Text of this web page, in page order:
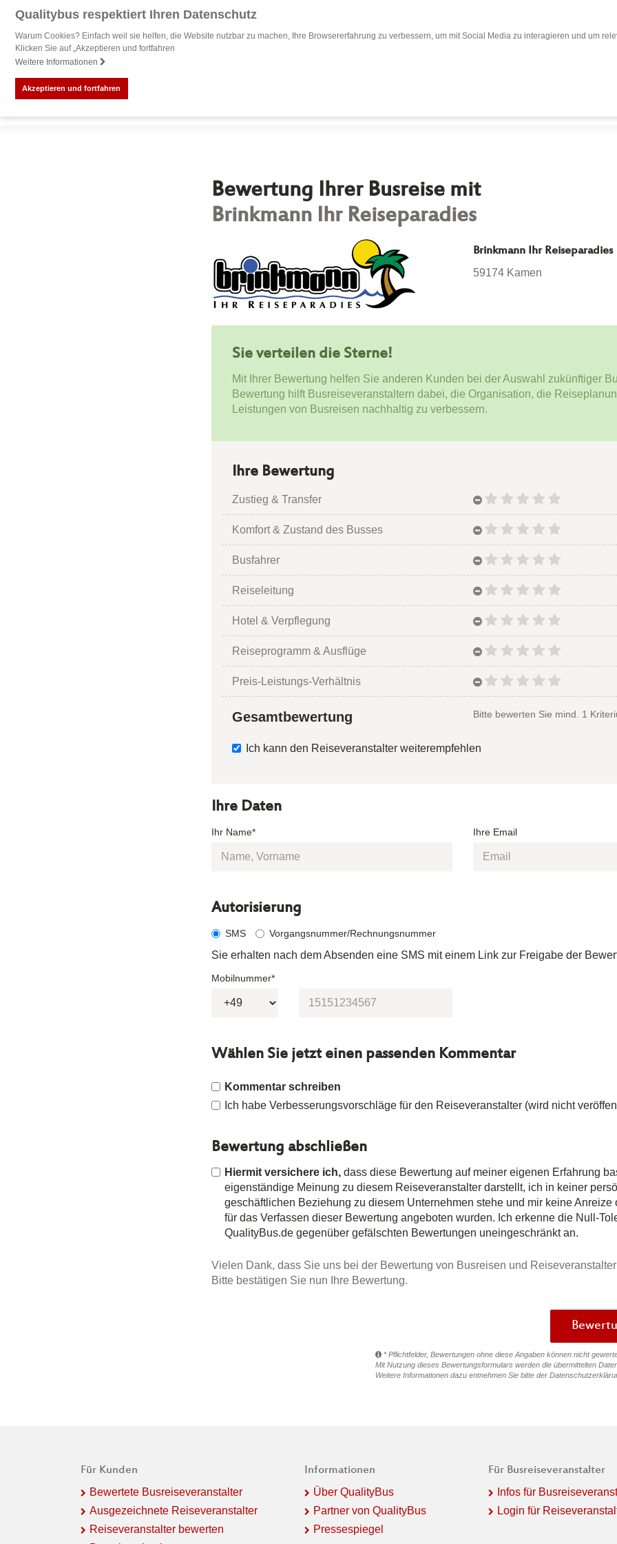
Qualitybus respektiert Ihren Datenschutz
Warum Cookies? Einfach weil sie helfen, die Website nutzbar zu machen, Ihre Browsererfahrung zu verbessern, um mit Social Media zu interagieren und um
Klicken Sie auf „Akzeptieren und fortfahren
Weitere Informationen
Akzeptieren und fortfahren
Bewertung Ihrer Busreise mit
Brinkmann Ihr Reiseparadies
Brinkmann Ihr Reiseparadies
59174 Kamen
Sie verteilen die Sterne!
Mit Ihrer Bewertung helfen Sie anderen Kunden bei der Auswahl zukünftiger
Bewertung hilft Busreiseveranstaltern dabei, die Organisation, die
Leistungen von Busreisen nachhaltig zu verbessern.
Ihre Bewertung
Zustieg & Transfer
Komfort & Zustand des Busses
Busfahrer
Reiseleitung
Hotel & Verpflegung
Reiseprogramm & Ausflüge
Preis-Leistungs-Verhältnis
Gesamtbewertung Bitte bewerten Sie mind. 1
Ich kann den Reiseveranstalter weiterempfehlen
Ihre Daten
Ihr Name* Ihre Email
Autorisierung
SMS Vorgangsnummer/Rechnungsnummer
Sie erhalten nach dem Absenden eine SMS mit einem Link zur Freigabe der
Mobilnummer*
Wählen Sie jetzt einen passenden Kommentar
Kommentar schreiben
Ich habe Verbesserungsvorschläge für den Reiseveranstalter (wird nicht
Bewertung abschließen
Hiermit versichere ich, dass diese Bewertung auf meiner eigenen Erfahrung
eigenständige Meinung zu diesem Reiseveranstalter darstellt, ich in keiner
geschäftlichen Beziehung zu diesem Unternehmen stehe und mir keine Anreize
für das Verfassen dieser Bewertung angeboten wurden. Ich erkenne die Null-
QualityBus.de gegenüber gefälschten Bewertungen uneingeschränkt an.
Vielen Dank, dass Sie uns bei der Bewertung von Busreisen und
Bitte bestätigen Sie nun Ihre Bewertung.
* Pflichtfelder, Bewertungen ohne diese Angaben können nicht
Mit Nutzung dieses Bewertungsformulars werden die übermittelten
Weitere Informationen dazu entnehmen Sie bitte der
Für Kunden
Bewertete Busreiseveranstalter
Ausgezeichnete Reiseveranstalter
Reiseveranstalter bewerten
Informationen
Über QualityBus
Partner von QualityBus
Pressespiegel
Für Busreiseveranstalter
Infos für
Login für